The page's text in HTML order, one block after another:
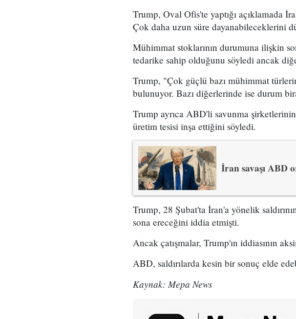
Trump, Oval Ofis'te yaptığı açıklamada
Çok daha uzun süre dayanabileceklerini
Mühimmat stoklarının durumuna ilişkin
tedarike sahip olduğunu söyledi ancak
Trump, "Çok güçlü bazı mühimmat
bulunuyor. Bazı diğerlerinde ise durum
Trump ayrıca ABD'li savunma
üretim tesisi inşa ettiğini söyledi.
İran savaşı ABD
Trump, 28 Şubat'ta İran'a yönelik
sona ereceğini iddia etmişti.
Ancak çatışmalar, Trump'ın iddiasının
ABD, saldırılarda kesin bir sonuç elde
Kaynak: Mepa News